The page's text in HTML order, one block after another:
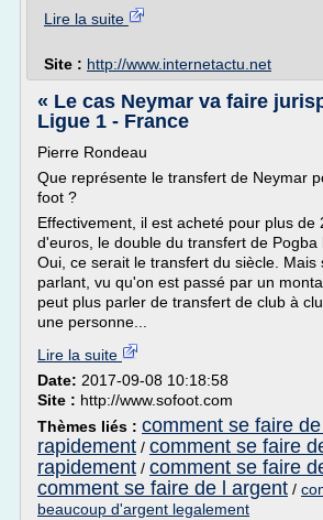
Lire la suite
Site : http://www.internetactu.net
« Le cas Neymar va faire
Ligue 1 - France
Pierre Rondeau
Que représente le transfert de Neymar
foot ?
Effectivement, il est acheté pour plus de
d'euros, le double du transfert de Pogba
Oui, ce serait le transfert du siècle. Mais
parlant, vu qu'on est passé par un
peut plus parler de transfert de club à
une personne...
Lire la suite
Date: 2017-09-08 10:18:58
Site : http://www.sofoot.com
Thèmes liés : comment se faire
rapidement / comment se faire
rapidement / comment se faire
comment se faire de l argent /
beaucoup d'argent legalement